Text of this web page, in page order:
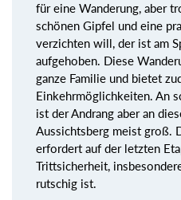
für eine Wanderung, aber
schönen Gipfel und eine
verzichten will, der ist am
aufgehoben. Diese
ganze Familie und bietet
Einkehrmöglichkeiten. An
ist der Andrang aber an
Aussichtsberg meist groß.
erfordert auf der letzten
Trittsicherheit,
rutschig ist.